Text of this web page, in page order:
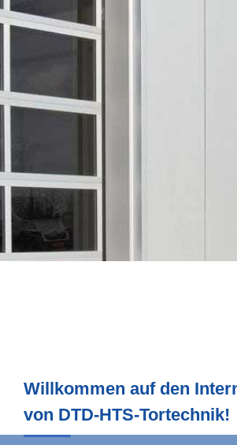
Willkommen auf den
von DTD-HTS-Tortechnik!